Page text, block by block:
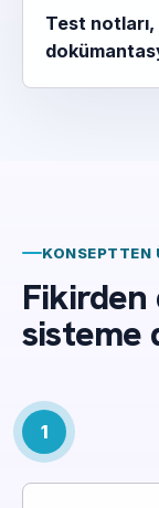
Test
KONSEPTTEN
Fikirden
sisteme
1